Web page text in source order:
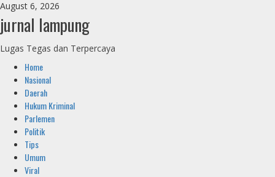
Skip
to
content
August 6, 2026
jurnal lampung
Lugas Tegas dan Terpercaya
Primary
Menu
Home
Nasional
Daerah
Hukum Kriminal
Parlemen
Politik
Tips
Umum
Viral